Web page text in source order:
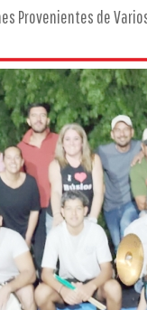
Provenientes de